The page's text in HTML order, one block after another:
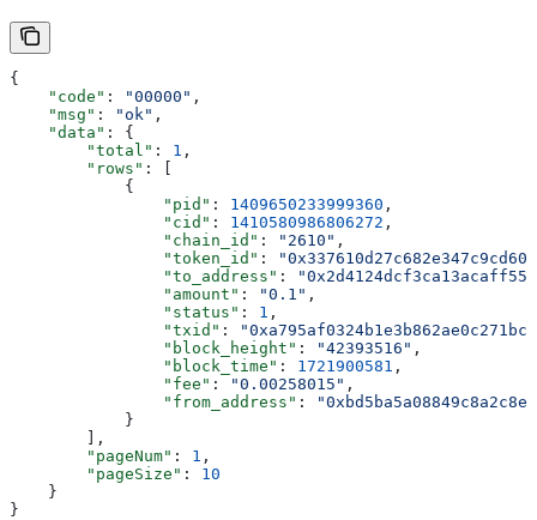
{
    "code"
: "00000" ,
    "msg"
: "ok" ,
    "data"
: {
        "total"
: 1 ,
        "rows"
: [
            {
                "pid"
: 1409650233999360 ,
                "cid"
: 1410580986806272 ,
                "chain_id"
: "2610" ,
                "token_id"
:
                "to_address"
:
                "amount"
: "0.1" ,
                "status"
: 1 ,
                "txid"
:
                "block_height"
: "42393516" ,
                "block_time"
: 1721900581 ,
                "fee"
: "0.00258015" ,
                "from_address"
:
            }
        ],
        "pageNum"
: 1 ,
        "pageSize"
: 10
    }
}